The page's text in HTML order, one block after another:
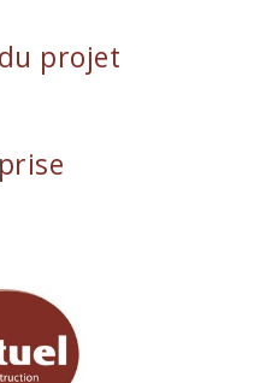
projet